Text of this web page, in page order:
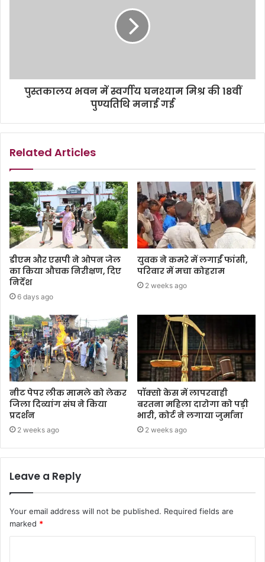
पुस्तकालय भवन में स्वर्गीय घनश्याम मिश्र की 18वीं
पुण्यतिथि मनाई गई
Related Articles
डीएम और एसपी ने ओपन जेल
का किया औचक निरीक्षण, दिए
निर्देश
6 days ago
युवक ने कमरे में लगाईं फांसी,
परिवार में मचा कोहराम
2 weeks ago
नीट पेपर लीक मामले को लेकर
जिला दिव्यांग संघ ने किया
प्रदर्शन
2 weeks ago
पॉक्सो केस में लापरवाही
बरतना महिला दारोगा को पड़ी
भारी, कोर्ट ने लगाया जुर्माना
2 weeks ago
Leave a Reply
Your email address will not be published. Required fields are
marked *